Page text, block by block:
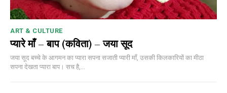
ART & CULTURE
प्यारे माँ – बाप (कविता) – जया सूद
जया सूद बच्चे के आगमन का प्यारा सपना सजाती प्यारी माँ, उसकी किलकारियों का मीठा
सपना देखता प्यारा बाप। सच है,...